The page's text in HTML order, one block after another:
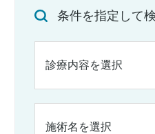
条件を指定して
診療内容を選択
施術名を選択